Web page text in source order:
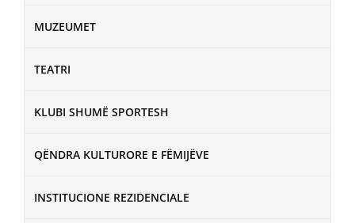
MUZEUMET
TEATRI
KLUBI SHUMË SPORTESH
QËNDRA KULTURORE E FËMIJËVE
INSTITUCIONE REZIDENCIALE